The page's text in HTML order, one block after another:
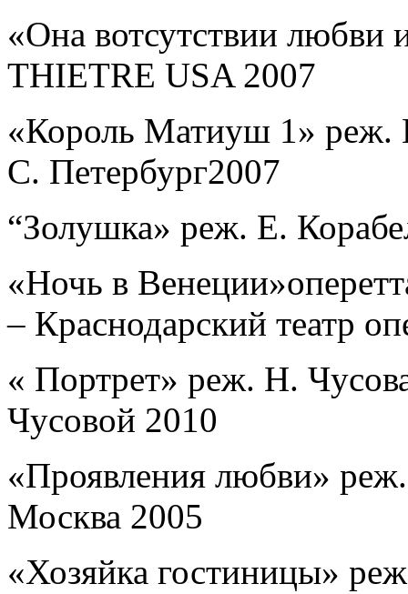
«Она вотсутствии
THIETRE USA 2007
«Король Матиуш 1»
С. Петербург2007
“Золушка» реж. Е.
«Ночь в
– Краснодарский театр
« Портрет» реж. Н.
Чусовой 2010
«Проявления любви»
Москва 2005
«Хозяйка гостиницы»